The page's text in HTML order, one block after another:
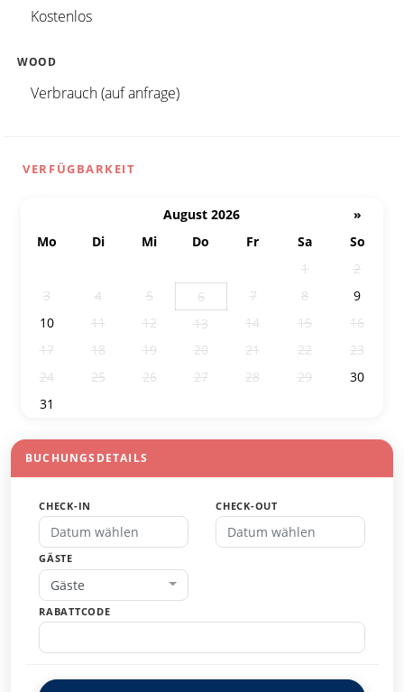
Kostenlos
WOOD
Verbrauch (auf anfrage)
VERFÜGBARKEIT
August 2026
»
Mo
Di Mi Do Fr Sa
So
1
2
3
4 5 6 7 8
9
10
11 12 13 14 15
16
17
18 19 20 21 22
23
24
25 26 27 28 29
30
31
BUCHUNGSDETAILS
CHECK-IN CHECK-OUT
GÄSTE
Gäste
RABATTCODE